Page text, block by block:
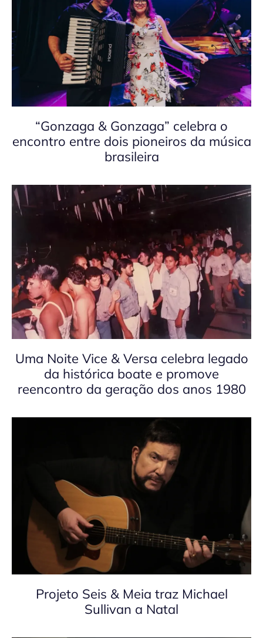
“Gonzaga & Gonzaga” celebra o
encontro entre dois pioneiros da música
brasileira
Uma Noite Vice & Versa celebra legado
da histórica boate e promove
reencontro da geração dos anos 1980
Projeto Seis & Meia traz Michael
Sullivan a Natal